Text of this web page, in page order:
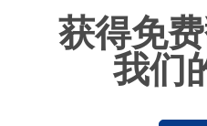
获得免
我们